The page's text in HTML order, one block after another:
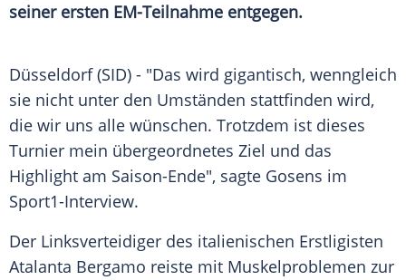
seiner ersten EM-Teilnahme entgegen.
Düsseldorf(SID) - "Das wird gigantisch, wenngleich
sie nicht unter den Umständen stattfinden wird,
die wir uns alle wünschen. Trotzdem ist dieses
Turnier mein übergeordnetes Ziel und das
Highlight am Saison-Ende", sagte Gosens im
Sport1-Interview.
Der Linksverteidiger des italienischen Erstligisten
Atalanta Bergamo reiste mit Muskelproblemen zur